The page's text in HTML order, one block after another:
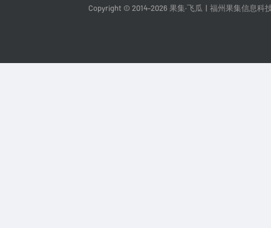
Copyright © 2014-2026 果集·飞瓜 福州果集信息科